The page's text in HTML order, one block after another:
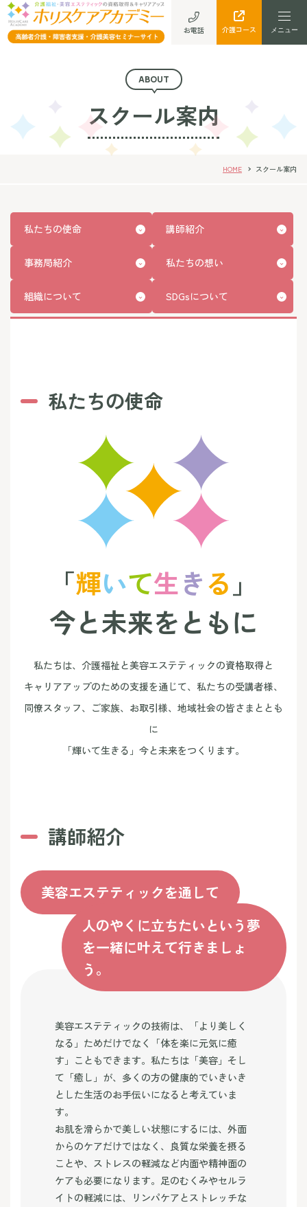
お電話 介護コース
ABOUT
スクール案内
HOME スクール案内
私たちの使命 講師紹介
事務局紹介 私たちの想い
組織について SDGsについて
私たちの使命
「輝いて生きる 」
今と未来をと もに
私たちは、介護福祉と美容エステティックの資格取得と
キャリアアップのための支援を通じて、私たちの受講者様、
同僚スタッフ、ご家族、お取引様、地域社会の皆さまととも
に
「輝いて生きる」今と未来をつくります。
講師紹介
美容エステティックを通して
人のやくに立ちたいという夢
を一緒に叶えて行きましょ
う。
美容エステティックの技術は、「より美しく
なる」ためだけでなく「体を楽に元気に癒
す」こともできます。私たちは「美容」そし
て「癒し」が、多くの方の健康的でいきいき
とした生活のお手伝いになると考えていま
す。
お肌を滑らかで美しい状態にするには、外面
からのケアだけではなく、良質な栄養を摂る
ことや、ストレスの軽減など内面や精神面の
ケアも必要になります。足のむくみやセルラ
イトの軽減には、リンパケアとストレッチな